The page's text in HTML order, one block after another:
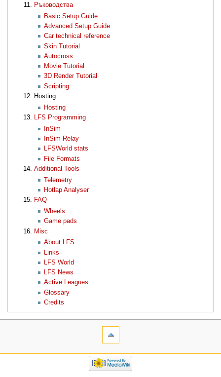
Ръководства
Basic Setup Guide
Advanced Setup Guide
Car technical reference
Skin Tutorial
Autocross
Movie Tutorial
3D Render Tutorial
Scripting
Hosting
Hosting
LFS Programming
InSim
InSim Relay
LFSWorld stats
File Formats
Additional Tools
Telemetry
Hotlap Analyser
FAQ
Wheels
Game pads
Misc
About LFS
Links
LFS World
LFS News
Active Leagues
Glossary
Credits